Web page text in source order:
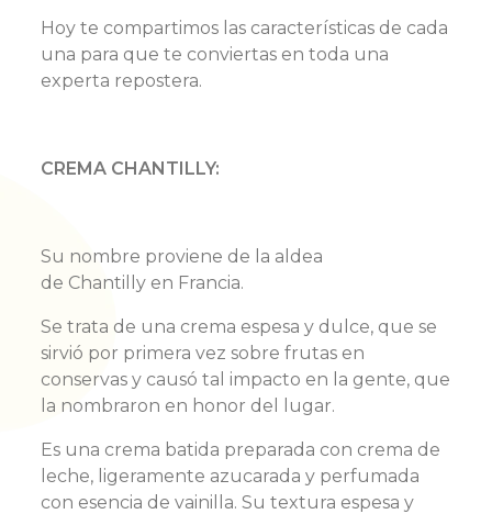
Hoy te compartimos las características de cada
una para que te conviertas en toda una
experta repostera.
CREMA CHANTILLY:
Su nombre proviene de la aldea
de Chantilly en Francia.
Se trata de una crema espesa y dulce, que se
sirvió por primera vez sobre frutas en
conservas y causó tal impacto en la gente, que
la nombraron en honor del lugar.
Es una crema batida preparada con crema de
leche, ligeramente azucarada y perfumada
con esencia de vainilla. Su textura espesa y